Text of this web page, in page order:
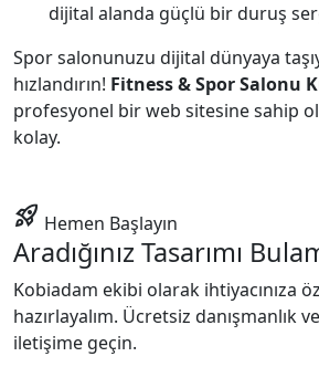
dijital alanda güçlü bir duruş
Spor salonunuzu dijital dünyaya
hızlandırın! Fitness & Spor Salonu
profesyonel bir web sitesine sahip
kolay.
rocket_launch Hemen Başlayın
Aradığınız Tasarımı
Kobiadam ekibi olarak ihtiyacınıza
hazırlayalım. Ücretsiz danışmanlık
iletişime geçin.